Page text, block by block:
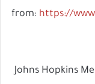
from: https://
Johns Hopkins